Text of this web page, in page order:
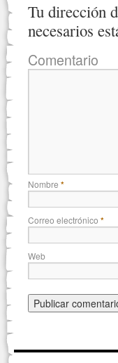
Tu dirección
necesarios
Comentario
Nombre *
Correo electrónico *
Web